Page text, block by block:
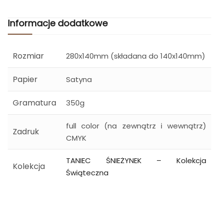
Informacje dodatkowe
Rozmiar 280x140mm (składana do 140x140mm)
Papier Satyna
Gramatura 350g
Zadruk
full color (na zewnątrz i wewnątrz)
CMYK
Kolekcja
TANIEC ŚNIEŻYNEK – Kolekcja
Świąteczna